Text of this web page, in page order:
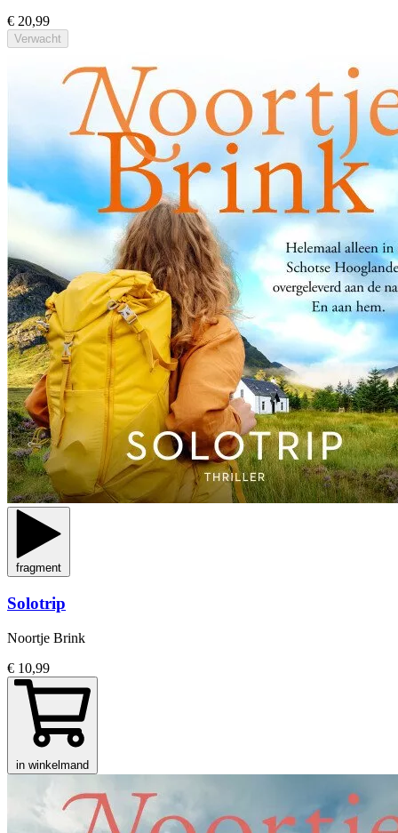
€ 20,99
Verwacht
fragment
Solotrip
Noortje Brink
€ 10,99
in winkelmand